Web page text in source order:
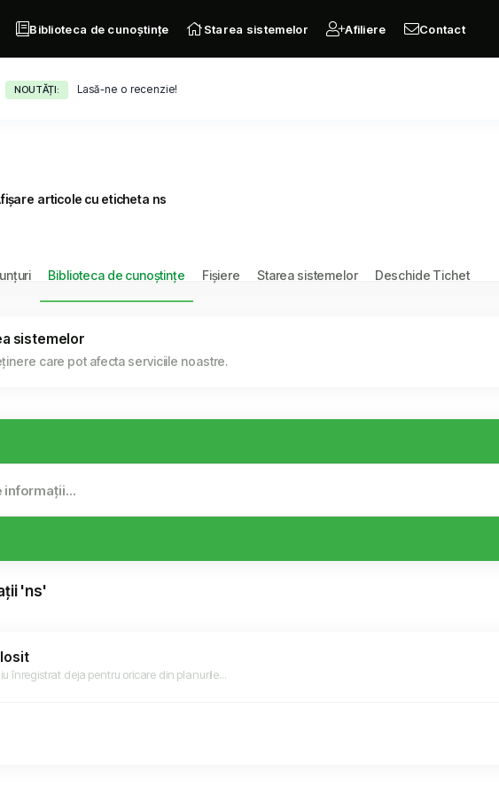
NOUTĂȚI: Lasă-ne o recenzie!
Biblioteca de cunoștințe Starea sistemelor Afiliere Contact
articole cu eticheta ns
Biblioteca de cunoștințe Fișiere Starea sistemelor Deschide Tichet
sistemelor
care pot afecta serviciile noastre.
'ns'
înregistrat deja pentru oricare din planurile...